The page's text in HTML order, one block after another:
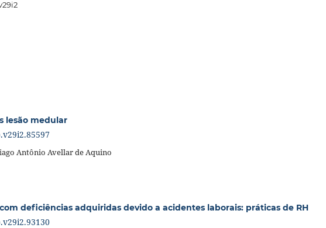
lesão medular
Antônio Avellar de Aquino
deficiências adquiridas devido a acidentes laborais: práticas de RH